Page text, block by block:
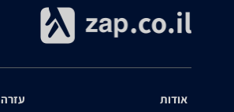
אודות עזרה